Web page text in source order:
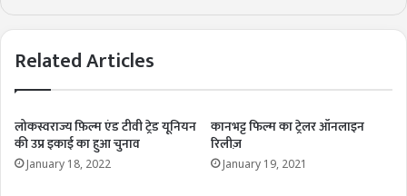
Related Articles
लोकस्वराज्य फ़िल्म एंड टीवी ट्रेड यूनियन
की उप्र इकाई का हुआ चुनाव
January 18, 2022
कानभट्ट फिल्म का ट्रेलर ऑनलाइन
रिलीज़
January 19, 2021